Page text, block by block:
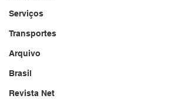
Serviços
Transportes
Arquivo
Brasil
Revista Net